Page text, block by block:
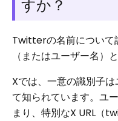
すか？
Twitterの名前について
（またはユーザー名）
Xでは、一意の識別子
て知られています。ユ
まり、特別なX URL